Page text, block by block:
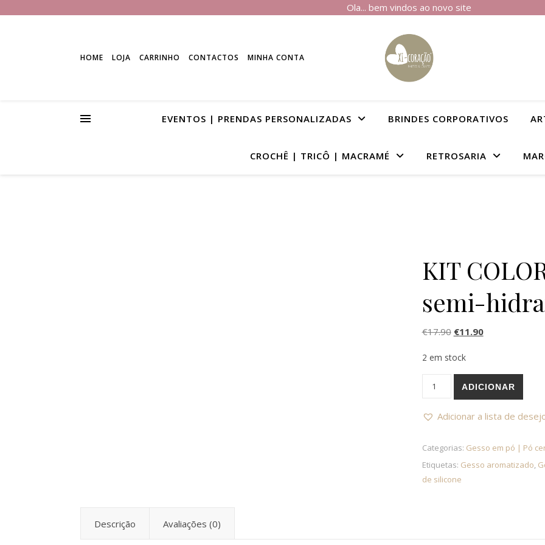
Ola... bem vindos ao novo site
HOME LOJA CARRINHO CONTACTOS MINHA CONTA
EVENTOS | PRENDAS PERSONALIZADAS BRINDES CORPORATIVOS
CROCHÊ | TRICÔ | MACRAMÉ RETROSARIA
KIT
semi-
€17.90 O preço original era:
€11.90O preço atual
2 em stock
Quantidade de KIT
ADICIONAR
Adicionar a lista de
Categorias: Gesso em pó | Pó
Etiquetas: Gesso aromatizado,
de silicone
Descrição Avaliações (0)